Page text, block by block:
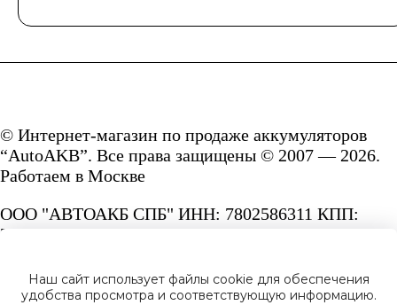
© Интернет-магазин по продаже аккумуляторов
“AutoAKB”. Все права защищены © 2007 — 2026.
Работаем в Москве
ООО "АВТОАКБ СПБ" ИНН: 7802586311 КПП:
780201001 ОГРН: 1167847287156.
Сайт под защитой reCAPTCHA и Google
Privacy PolicyиTerms of Service.
Наш сайт использует файлы cookie для обеспечения
удобства просмотра и соответствующую информацию.